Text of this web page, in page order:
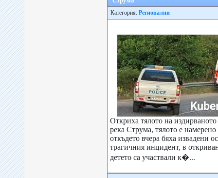
Категория: Регионални
Откриха тялото на
река Струма, тялото е
откъдето вчера бяха извадени
трагичния инцидент, в
детето са участвали к�...